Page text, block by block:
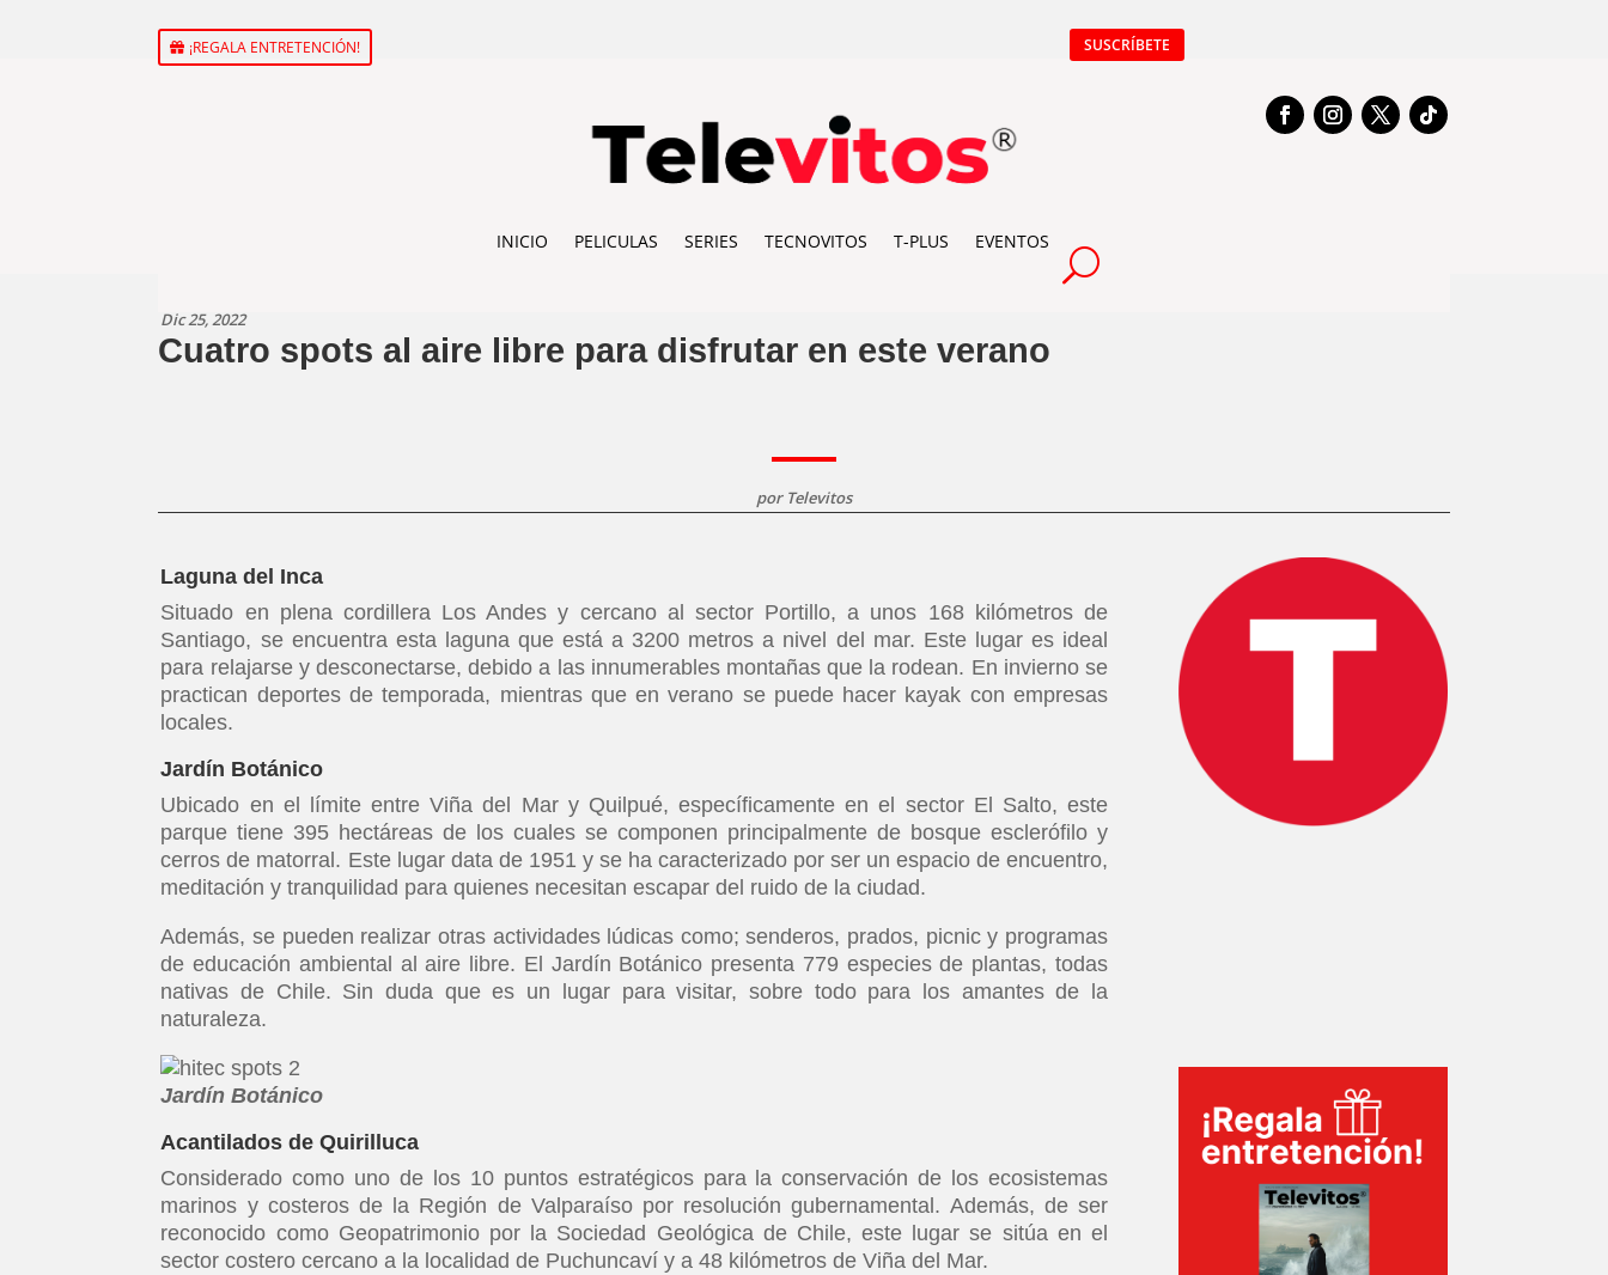
¡REGALA ENTRETENCIÓN! SUSCRÍBETE
INICIO PELICULAS SERIES TECNOVITOS T-PLUS EVENTOS
Dic 25, 2022
Cuatro spots al aire libre para disfrutar en este verano
por Televitos
Laguna del Inca
Situado en plena cordillera Los Andes y cercano al sector Portillo, a unos 168 kilómetros de
Santiago, se encuentra esta laguna que está a 3200 metros a nivel del mar. Este lugar es ideal
para relajarse y desconectarse, debido a las innumerables montañas que la rodean. En invierno se
practican deportes de temporada, mientras que en verano se puede hacer kayak con empresas
locales.
Jardín Botánico
Ubicado en el límite entre Viña del Mar y Quilpué, específicamente en el sector El Salto, este
parque tiene 395 hectáreas de los cuales se componen principalmente de bosque esclerófilo y
cerros de matorral. Este lugar data de 1951 y se ha caracterizado por ser un espacio de encuentro,
meditación y tranquilidad para quienes necesitan escapar del ruido de la ciudad.
Además, se pueden realizar otras actividades lúdicas como; senderos, prados, picnic y programas
de educación ambiental al aire libre. El Jardín Botánico presenta 779 especies de plantas, todas
nativas de Chile. Sin duda que es un lugar para visitar, sobre todo para los amantes de la
naturaleza.
Jardín Botánico
Acantilados de Quirilluca
Considerado como uno de los 10 puntos estratégicos para la conservación de los ecosistemas
marinos y costeros de la Región de Valparaíso por resolución gubernamental. Además, de ser
reconocido como Geopatrimonio por la Sociedad Geológica de Chile, este lugar se sitúa en el
sector costero cercano a la localidad de Puchuncaví y a 48 kilómetros de Viña del Mar.